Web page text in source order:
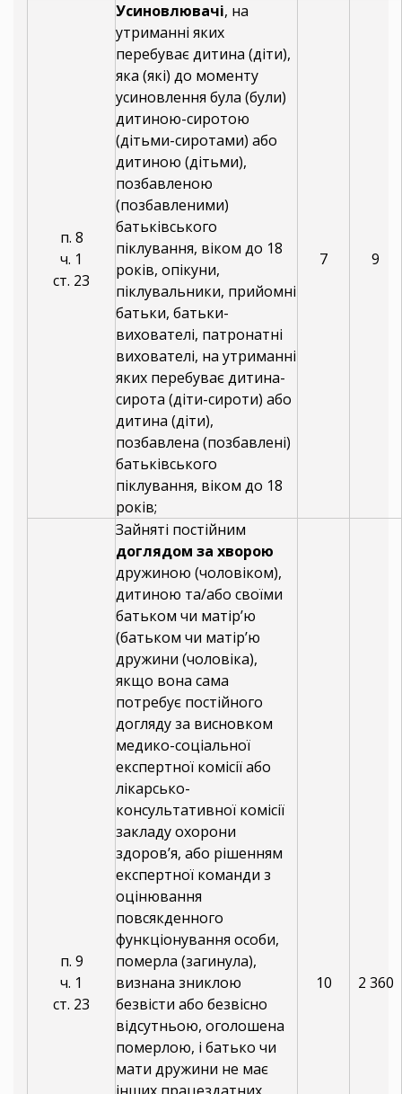
п. 8
ч. 1
ст. 23
Усиновлювачі, на
утриманні яких
перебуває дитина (діти),
яка (які) до моменту
усиновлення була (були)
дитиною-сиротою
(дітьми-сиротами) або
дитиною (дітьми),
позбавленою
(позбавленими)
батьківського
піклування, віком до 18
років, опікуни,
піклувальники, прийомні
батьки, батьки-
вихователі, патронатні
вихователі, на утриманні
яких перебуває дитина-
сирота (діти-сироти) або
дитина (діти),
позбавлена (позбавлені)
батьківського
піклування, віком до 18
років;
7 9
п. 9
ч. 1
ст. 23
Зайняті постійним
доглядом за хворою
дружиною (чоловіком),
дитиною та/або своїми
батьком чи матір’ю
(батьком чи матір’ю
дружини (чоловіка),
якщо вона сама
потребує постійного
догляду за висновком
медико-соціальної
експертної комісії або
лікарсько-
консультативної комісії
закладу охорони
здоров’я, або рішенням
експертної команди з
оцінювання
повсякденного
функціонування особи,
померла (загинула),
визнана зниклою
безвісти або безвісно
відсутньою, оголошена
померлою, і батько чи
мати дружини не має
10 2 360